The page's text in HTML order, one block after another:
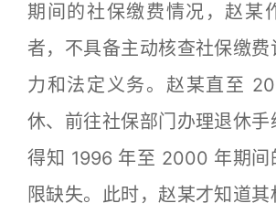
期间的社保缴费情况，赵某
者，不具备主动核查社保缴
力和法定义务。赵某直至
休、前往社保部门办理退休手
得知 1996 年至 2000 年期间
限缺失。此时，赵某才知道其